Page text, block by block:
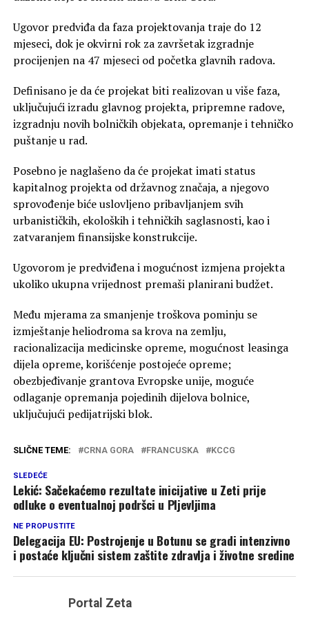
Ugovor predviđa da faza projektovanja traje do 12
mjeseci, dok je okvirni rok za završetak izgradnje
procijenjen na 47 mjeseci od početka glavnih radova.
Definisano je da će projekat biti realizovan u više faza,
uključujući izradu glavnog projekta, pripremne radove,
izgradnju novih bolničkih objekata, opremanje i tehničko
puštanje u rad.
Posebno je naglašeno da će projekat imati status
kapitalnog projekta od državnog značaja, a njegovo
sprovođenje biće uslovljeno pribavljanjem svih
urbanističkih, ekoloških i tehničkih saglasnosti, kao i
zatvaranjem finansijske konstrukcije.
Ugovorom je predviđena i mogućnost izmjena projekta
ukoliko ukupna vrijednost premaši planirani budžet.
Među mjerama za smanjenje troškova pominju se
izmještanje heliodroma sa krova na zemlju,
racionalizacija medicinske opreme, mogućnost leasinga
dijela opreme, korišćenje postojeće opreme;
obezbjeđivanje grantova Evropske unije, moguće
odlaganje opremanja pojedinih dijelova bolnice,
uključujući pedijatrijski blok.
SLIČNE TEME: CRNA GORA FRANCUSKA KCCG
SLEDEĆE
Lekić: Sačekaćemo rezultate inicijative u Zeti prije
odluke o eventualnoj podršci u Pljevljima
NE PROPUSTITE
Delegacija EU: Postrojenje u Botunu se gradi intenzivno
i postaće ključni sistem zaštite zdravlja i životne sredine
Portal Zeta